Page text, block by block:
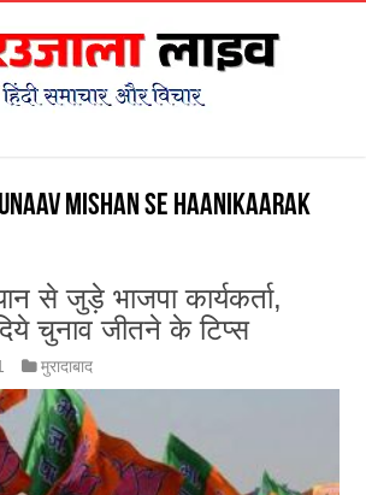
mishan se haanikaarak
से जुड़े भाजपा कार्यकर्ता,
चुनाव जीतने के टिप्स
मुरादाबाद